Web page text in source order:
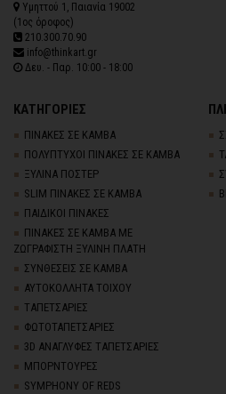
Υμηττού 1, Παιανία 19002
(1ος όροφος)
210.300.70.90
info@thinkart.gr
Δευ. - Παρ. 10:00 - 18:00
ΚΑΤΗΓΟΡΙΕΣ
ΠΙΝΑΚΕΣ ΣΕ ΚΑΜΒΑ
ΠΟΛΥΠΤΥΧΟΙ ΠΙΝΑΚΕΣ ΣΕ ΚΑΜΒΑ
ΞΥΛΙΝΑ ΠΟΣΤΕΡ
SLIM ΠΙΝΑΚΕΣ ΣΕ ΚΑΜΒΑ
ΠΑΙΔΙΚΟΙ ΠΙΝΑΚΕΣ
ΠΙΝΑΚΕΣ ΣΕ ΚΑΜΒΑ ΜΕ
ΖΩΓΡΑΦΙΣΤΗ ΞΥΛΙΝΗ ΠΛΑΤΗ
ΣΥΝΘΕΣΕΙΣ ΣΕ ΚΑΜΒΑ
ΑΥΤΟΚΟΛΛΗΤΑ ΤΟΙΧΟΥ
TΑΠΕΤΣΑΡΙΕΣ
ΦΩΤΟΤΑΠΕΤΣΑΡΙΕΣ
3D AΝΑΓΛΥΦΕΣ TΑΠΕΤΣΑΡΙΕΣ
ΜΠΟΡΝΤΟΥΡΕΣ
SYMPHONY OF REDS